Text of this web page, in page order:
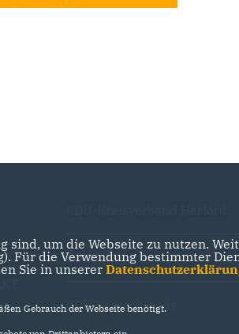
CDU NRW
CDU Deutschlands
sind, um die Webseite zu nutzen.
Für die Verwendung bestimmter
Sie in unserer
Gebrauch der Webseite benötigt.